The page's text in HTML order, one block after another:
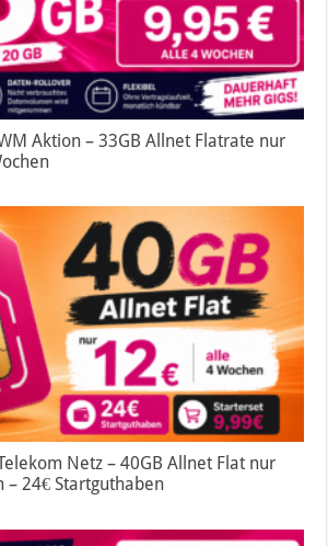
Aktion – 33GB Allnet Flatrate nur
Netz – 40GB Allnet Flat nur
– 24€ Startguthaben